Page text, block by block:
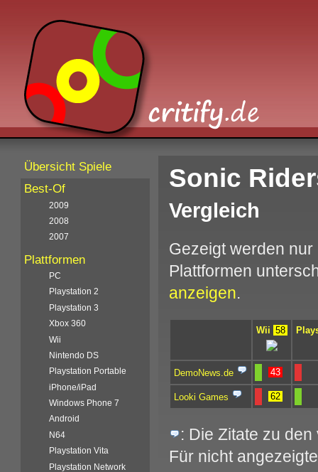
Sonic
Vergleich
Gezeigt werden
Plattformen
anzeigen.
Wii 58
DemoNews.de 43
Looki Games 62
: Die Zitate zu
Für nicht
Übersicht Spiele
Best-Of
2009
2008
2007
Plattformen
PC
Playstation 2
Playstation 3
Xbox 360
Wii
Nintendo DS
Playstation Portable
iPhone/iPad
Windows Phone 7
Android
N64
Playstation Vita
Playstation Network